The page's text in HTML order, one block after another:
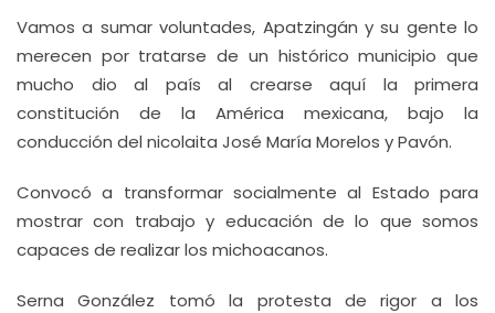
Vamos a sumar voluntades, Apatzingán y su gente lo
merecen por tratarse de un histórico municipio que
mucho dio al país al crearse aquí la primera
constitución de la América mexicana, bajo la
conducción del nicolaita José María Morelos y Pavón.
Convocó a transformar socialmente al Estado para
mostrar con trabajo y educación de lo que somos
capaces de realizar los michoacanos.
Serna González tomó la protesta de rigor a los